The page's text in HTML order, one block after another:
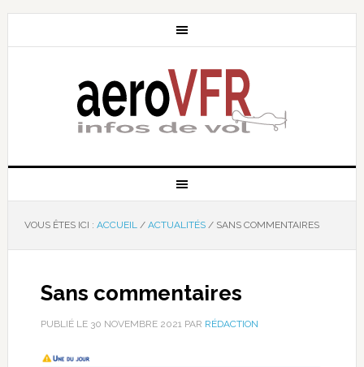
VOUS ÊTES ICI : ACCUEIL / ACTUALITÉS /SANS COMMENTAIRES
Sans commentaires
PUBLIÉ LE 30 NOVEMBRE 2021PAR RÉDACTION